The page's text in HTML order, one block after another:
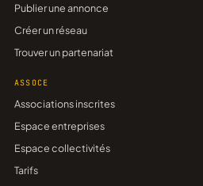
Publier une annonce
Créer un réseau
Trouver un partenariat
ASSOCE
Associations inscrites
Espace entreprises
Espace collectivités
Tarifs